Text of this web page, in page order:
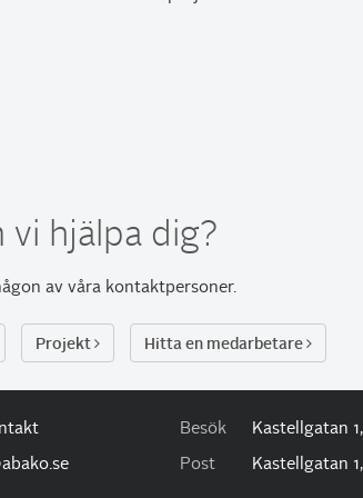
vi hjälpa dig?
av våra kontaktpersoner.
Projekt Hitta en medarbetare
Besök Kastellgatan
Post Kastellgatan